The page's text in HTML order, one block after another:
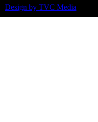
Design by TVC Media